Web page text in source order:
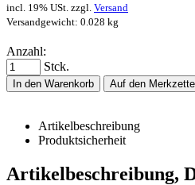
incl. 19% USt. zzgl. Versand
Versandgewicht: 0.028 kg
Anzahl:
Stck.
In den Warenkorb Auf den
Artikelbeschreibung
Produktsicherheit
Artikelbeschreibung,